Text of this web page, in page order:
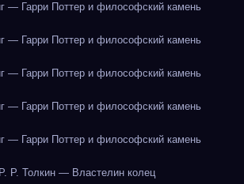
— Гарри Поттер и философский камень
— Гарри Поттер и философский камень
— Гарри Поттер и философский камень
— Гарри Поттер и философский камень
— Гарри Поттер и философский камень
Р. Толкин — Властелин колец